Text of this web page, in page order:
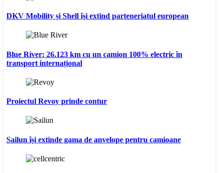
DKV Mobility și Shell își extind parteneriatul european
Blue River: 26.123 km cu un camion 100% electric în
transport internațional
Proiectul Revoy prinde contur
Sailun își extinde gama de anvelope pentru camioane